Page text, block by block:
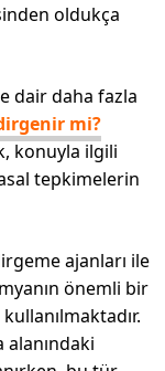
oldukça
dair daha fazla
mi?
konuyla ilgili
tepkimelerin
ajanları ile
önemli bir